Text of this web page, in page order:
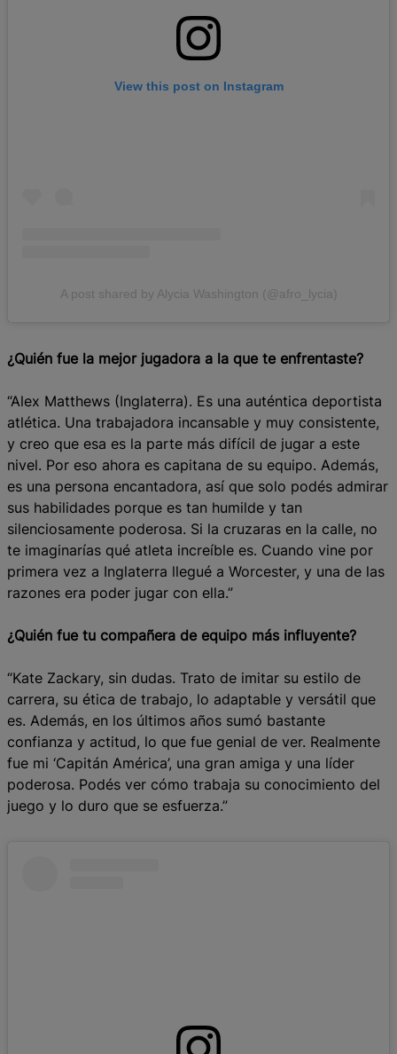
View this post on Instagram
A post shared by Alycia Washington (@afro_lycia)
¿Quién fue la mejor jugadora a la que te enfrentaste?
“Alex Matthews (Inglaterra). Es una auténtica deportista
atlética. Una trabajadora incansable y muy consistente,
y creo que esa es la parte más difícil de jugar a este
nivel. Por eso ahora es capitana de su equipo. Además,
es una persona encantadora, así que solo podés admirar
sus habilidades porque es tan humilde y tan
silenciosamente poderosa. Si la cruzaras en la calle, no
te imaginarías qué atleta increíble es. Cuando vine por
primera vez a Inglaterra llegué a Worcester, y una de las
razones era poder jugar con ella.”
¿Quién fue tu compañera de equipo más influyente?
“Kate Zackary, sin dudas. Trato de imitar su estilo de
carrera, su ética de trabajo, lo adaptable y versátil que
es. Además, en los últimos años sumó bastante
confianza y actitud, lo que fue genial de ver. Realmente
fue mi ‘Capitán América’, una gran amiga y una líder
poderosa. Podés ver cómo trabaja su conocimiento del
juego y lo duro que se esfuerza.”